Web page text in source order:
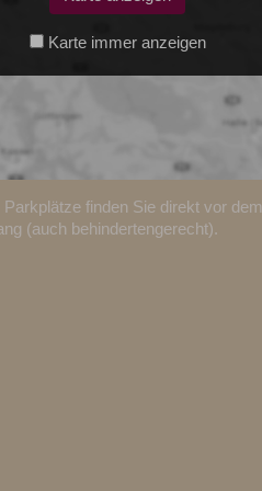
Karte immer anzeigen
Parkplätze finden Sie direkt vor dem
(auch behindertengerecht).